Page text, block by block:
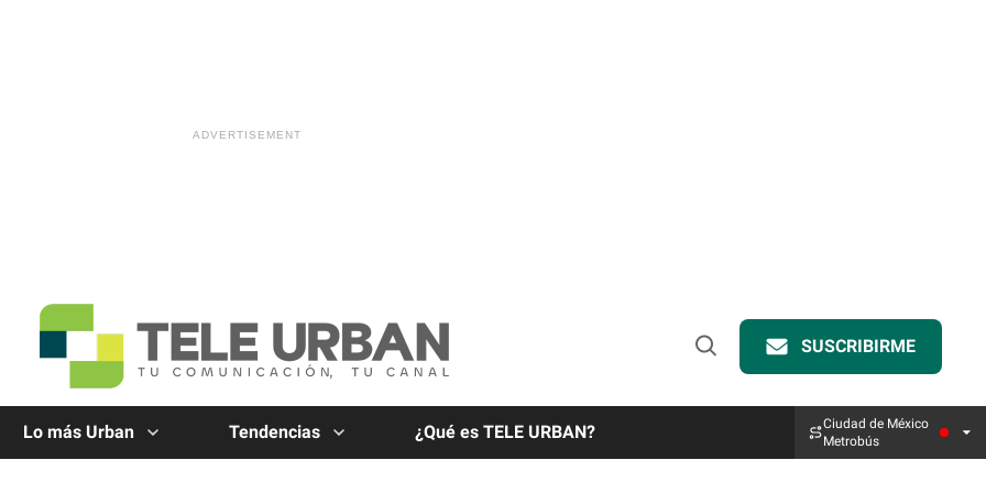
Open
SUSCRIBIRME
Lo más Urban Tendencias ¿Qué es TELE URBAN?
Ciudad de México
Metrobús